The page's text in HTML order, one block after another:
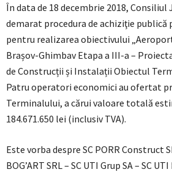
În data de 18 decembrie 2018, Consiliul
demarat procedura de achiziţie publică
pentru realizarea obiectivului
Brașov-Ghimbav Etapa a III-a –
de Construcții și Instalații Obiectul
Patru operatori economici au ofertat
Terminalului, a cărui valoare totală
184.671.650 lei (inclusiv TVA).
Este vorba despre SC PORR Construct
BOG’ART SRL – SC UTI Grup SA – SC